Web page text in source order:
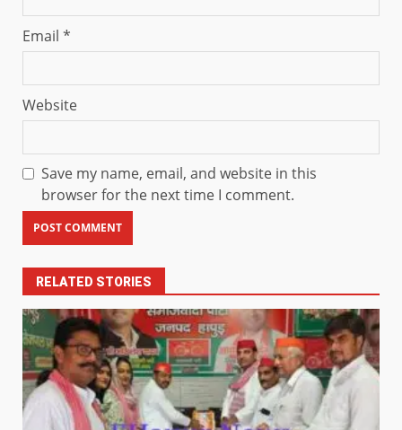
Email *
Website
Save my name, email, and website in this
browser for the next time I comment.
RELATED STORIES